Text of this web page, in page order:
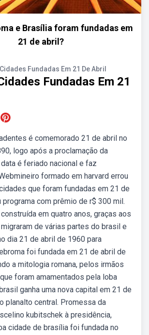
e Brasília foram fundadas em
21 de abril?
Fundadas Em 21 De Abril
Fundadas Em 21
é comemorado 21 de abril no
logo após a proclamação da
é feriado nacional e faz
formado em harvard errou
que foram fundadas em 21 de
programa com prêmio de r$ 300 mil.
em quatro anos, graças aos
de várias partes do brasil e
dia 21 de abril de 1960 para
foi fundada em 21 de abril de
a mitologia romana, pelos irmãos
foram amamentados pela loba
ganha uma nova capital em 21 de
planalto central. Promessa da
kubitschek à presidência,
cidade de brasília foi fundada no